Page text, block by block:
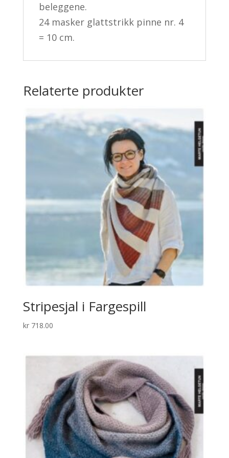
beleggene.
24 masker glattstrikk pinne nr. 4
= 10 cm.
Relaterte produkter
Stripesjal i Fargespill
kr718.00